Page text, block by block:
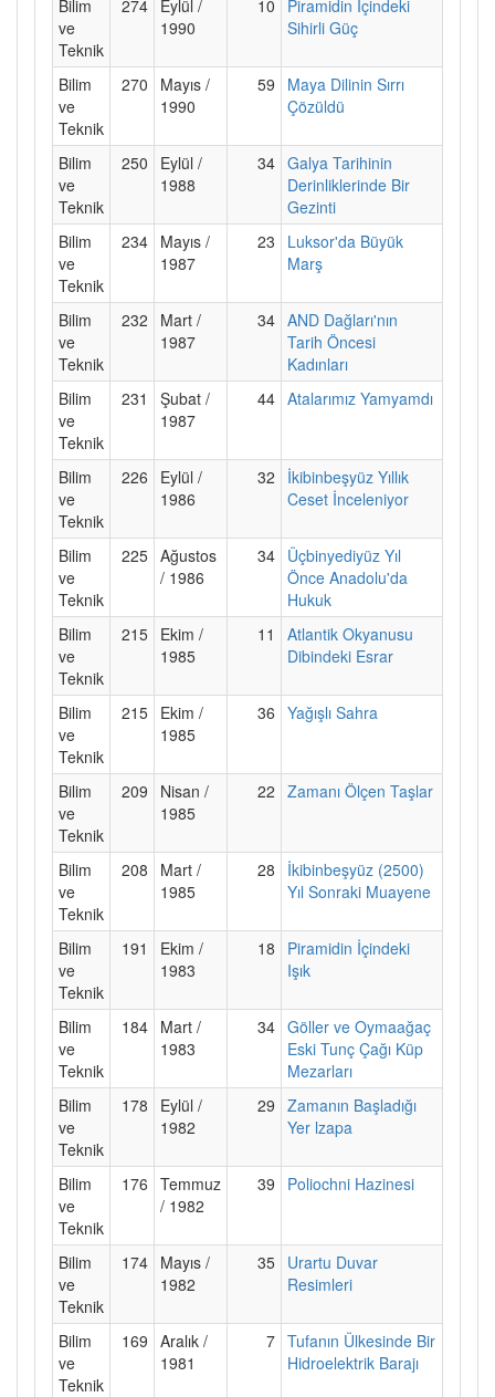
Bilim
ve
Teknik
274
Eylül /
1990
10
Piramidin İçindeki
Sihirli Güç
Bilim
ve
Teknik
270
Mayıs /
1990
59
Maya Dilinin Sırrı
Çözüldü
Bilim
ve
Teknik
250
Eylül /
1988
34 Galya Tarihinin
Derinliklerinde Bir
Gezinti
Bilim
ve
Teknik
234 Mayıs /
1987
23
Luksor'da Büyük
Marş
Bilim
ve
Teknik
232
Mart /
1987
34 AND Dağları'nın
Tarih Öncesi
Kadınları
Bilim
ve
Teknik
231
Şubat /
1987
44 Atalarımız Yamyamdı
Bilim
ve
Teknik
226
Eylül /
1986
32
İkibinbeşyüz Yıllık
Ceset İnceleniyor
Bilim
ve
Teknik
225 Ağustos
/ 1986
34 Üçbinyediyüz Yıl
Önce Anadolu'da
Hukuk
Bilim
ve
Teknik
215 Ekim /
1985
11
Atlantik Okyanusu
Dibindeki Esrar
Bilim
ve
Teknik
215 Ekim /
1985
36 Yağışlı Sahra
Bilim
ve
Teknik
209
Nisan /
1985
22 Zamanı Ölçen Taşlar
Bilim
ve
Teknik
208
Mart /
1985
28
İkibinbeşyüz (2500)
Yıl Sonraki Muayene
Bilim
ve
Teknik
191
Ekim /
1983
18
Piramidin İçindeki
Işık
Bilim
ve
Teknik
184 Mart /
1983
34 Göller ve Oymaağaç
Eski Tunç Çağı Küp
Mezarları
Bilim
ve
Teknik
178
Eylül /
1982
29 Zamanın Başladığı
Yer lzapa
Bilim
ve
Teknik
176 Temmuz
/ 1982
39 Poliochni Hazinesi
Bilim
ve
Teknik
174 Mayıs /
1982
35 Urartu Duvar
Resimleri
Bilim
ve
Teknik
169 Aralık /
1981
7 Tufanın Ülkesinde Bir
Hidroelektrik Barajı